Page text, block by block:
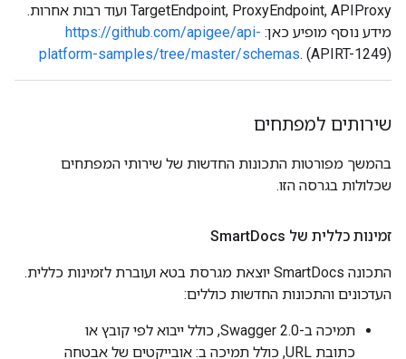
TargetEndpoint, ProxyEndpoint, APIProxy ועוד רבות אחרות.
מידע נוסף מופיע כאן: https://github.com/apigee/api-
platform-samples/tree/master/schemas. (APIRT-1249)
שירותים למפתחים
בהמשך מפורטות התכונות החדשות של שירותי המפתחים
שכלולות בגרסה הזו.
זמינות כללית של Smart Docs
התכונה SmartDocs יוצאת מגרסת בטא ועוברת לזמינות כללית.
העדכונים והתכונות החדשות כוללים:
תמיכה ב-Swagger 2.0, כולל ייבוא לפי קובץ או
כתובת URL, כולל תמיכה ב:‎ אובייקטים של אבטחה